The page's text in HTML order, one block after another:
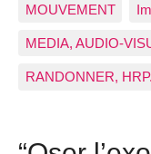
MOUVEMENT
MEDIA, AUDIO-
RANDONNER,